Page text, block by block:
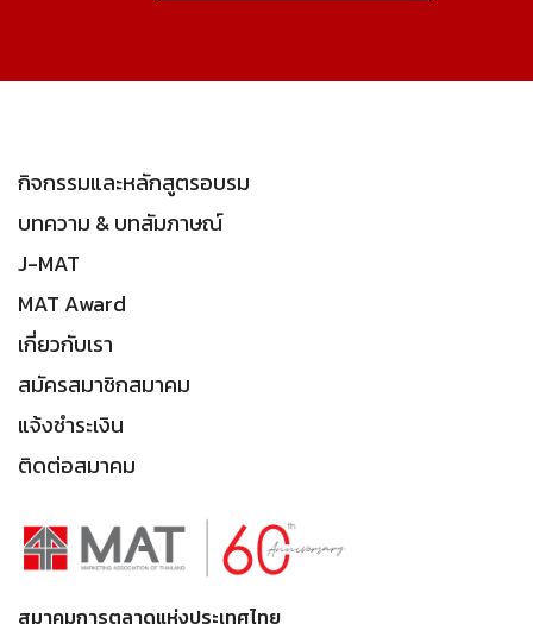
กิจกรรมและหลักสูตรอบรม
บทความ & บทสัมภาษณ์
J-MAT
MAT Award
เกี่ยวกับเรา
สมัครสมาชิกสมาคม
แจ้งชำระเงิน
ติดต่อสมาคม
สมาคมการตลาดแห่งประเทศไทย